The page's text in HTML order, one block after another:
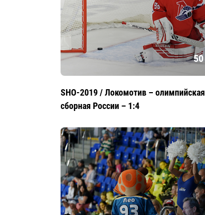
50
SHO-2019 / Локомотив – олимпийская
сборная России – 1:4